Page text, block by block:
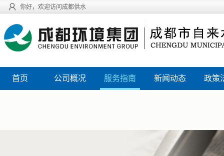
你好，欢迎访问成都供水
首页 公司概况 服务指南 新闻动态 政策